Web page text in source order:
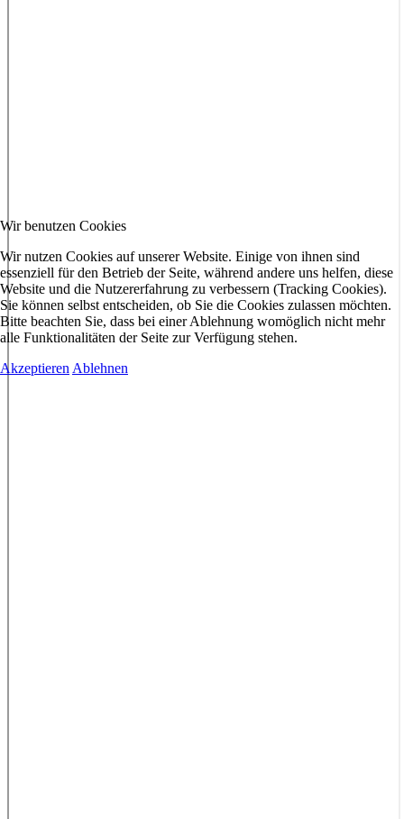
Wir benutzen Cookies
Wir nutzen Cookies auf unserer Website. Einige von ihnen sind
essenziell für den Betrieb der Seite, während andere uns helfen, diese
Website und die Nutzererfahrung zu verbessern (Tracking Cookies).
Sie können selbst entscheiden, ob Sie die Cookies zulassen möchten.
Bitte beachten Sie, dass bei einer Ablehnung womöglich nicht mehr
alle Funktionalitäten der Seite zur Verfügung stehen.
Akzeptieren Ablehnen